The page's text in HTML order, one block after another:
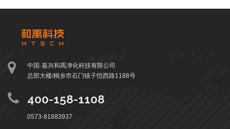
中国·嘉兴和禹净化科技有限公司
总部大楼/桐乡市石门镇子恺西路1188号
400-158-1108
0573-81883937